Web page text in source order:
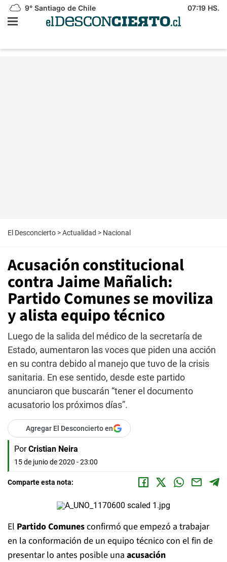
9° Santiago de Chile 07:19 HS.
El Desconcierto >Actualidad > Nacional
Acusación constitucional
contra Jaime Mañalich:
Partido Comunes se moviliza
y alista equipo técnico
Luego de la salida del médico de la secretaría de
Estado, aumentaron las voces que piden una acción
en su contra debido al manejo que tuvo de la crisis
sanitaria. En ese sentido, desde este partido
anunciaron que buscarán “tener el documento
acusatorio los próximos días”.
Agregar El Desconcierto en
Por Cristian Neira
15 de junio de 2020 - 23:00
Comparte esta nota:
El Partido Comunesconfirmó que empezó a trabajar
en la conformación de un equipo técnico con el fin de
presentar lo antes posible una acusación